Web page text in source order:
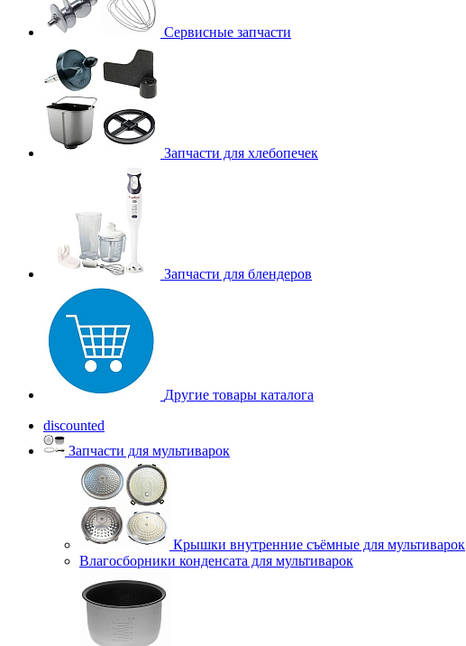
Сервисные запчасти
Запчасти для хлебопечек
Запчасти для блендеров
Другие товары каталога
discounted
Запчасти для мультиварок
Крышки внутренние съёмные для мультиварок
Влагосборники конденсата для мультиварок